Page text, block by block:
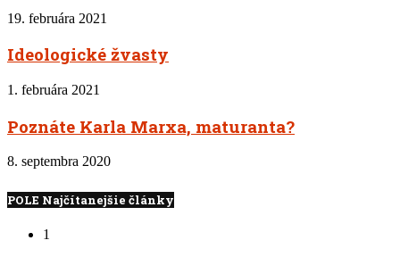
19. februára 2021
Ideologické žvasty
1. februára 2021
Poznáte Karla Marxa, maturanta?
8. septembra 2020
POLE Najčítanejšie články
1